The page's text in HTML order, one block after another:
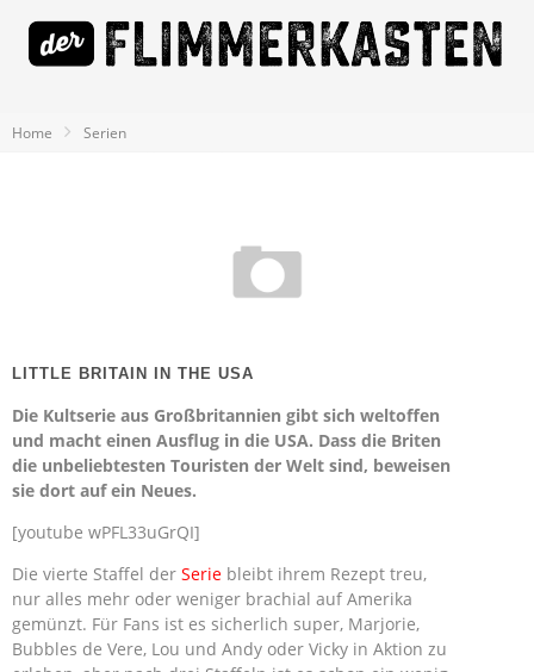
Home Serien
LITTLE BRITAIN IN THE USA
Die Kultserie aus Großbritannien gibt sich weltoffen
und macht einen Ausflug in die USA. Dass die Briten
die unbeliebtesten Touristen der Welt sind, beweisen
sie dort auf ein Neues.
[youtube wPFL33uGrQI]
Die vierte Staffel der Serie bleibt ihrem Rezept treu,
nur alles mehr oder weniger brachial auf Amerika
gemünzt. Für Fans ist es sicherlich super, Marjorie,
Bubbles de Vere, Lou und Andy oder Vicky in Aktion zu